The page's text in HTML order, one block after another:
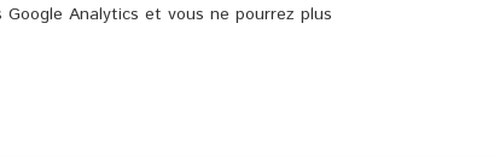
Analytics et vous ne pourrez plus